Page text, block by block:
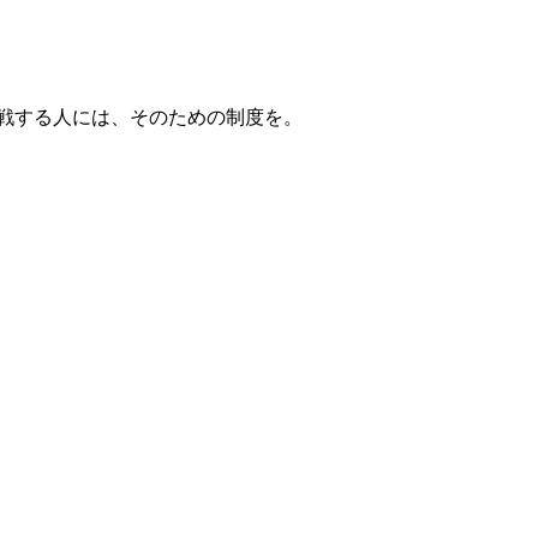
する人には、そのための制度を。